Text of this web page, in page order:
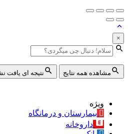
×
مشاهده همه نتایج نتیجه ای یافت
ویژه
بیمارستان و درمانگاه
داروخانه